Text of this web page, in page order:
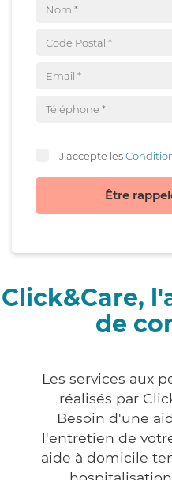
J'accepte les
Être
Click&Care,
de
Les services aux
réalisés par
Besoin d'une
l'entretien de
aide à domicile